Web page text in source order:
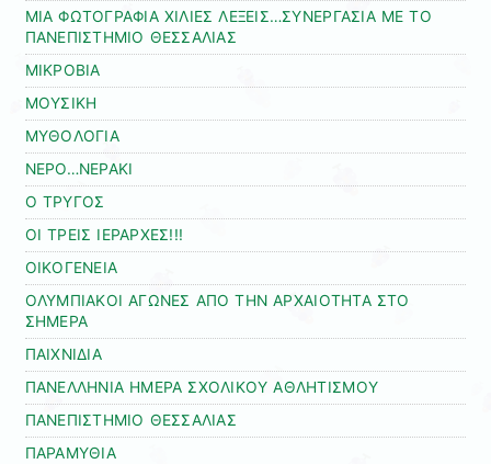
ΜΙΑ ΦΩΤΟΓΡΑΦΙΑ ΧΙΛΙΕΣ ΛΕΞΕΙΣ…ΣΥΝΕΡΓΑΣΙΑ ΜΕ ΤΟ
ΠΑΝΕΠΙΣΤΗΜΙΟ ΘΕΣΣΑΛΙΑΣ
ΜΙΚΡΟΒΙΑ
ΜΟΥΣΙΚΗ
ΜΥΘΟΛΟΓΙΑ
ΝΕΡΟ…ΝΕΡΑΚΙ
Ο ΤΡΥΓΟΣ
ΟΙ ΤΡΕΙΣ ΙΕΡΑΡΧΕΣ!!!
ΟΙΚΟΓΕΝΕΙΑ
ΟΛΥΜΠΙΑΚΟΙ ΑΓΩΝΕΣ ΑΠΟ ΤΗΝ ΑΡΧΑΙΟΤΗΤΑ ΣΤΟ
ΣΗΜΕΡΑ
ΠΑΙΧΝΙΔΙΑ
ΠΑΝΕΛΛΗΝΙΑ ΗΜΕΡΑ ΣΧΟΛΙΚΟΥ ΑΘΛΗΤΙΣΜΟΥ
ΠΑΝΕΠΙΣΤΗΜΙΟ ΘΕΣΣΑΛΙΑΣ
ΠΑΡΑΜΥΘΙΑ